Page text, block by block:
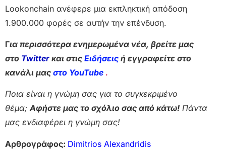
Lookonchain ανέφερε μια εκπληκτική απόδοση
1.900.000 φορές σε αυτήν την επένδυση.
Για περισσότερα ενημερωμένα νέα, βρείτε μας
στο Twitter και στις Ειδήσεις ή εγγραφείτε στο
κανάλι μας στο YouTube .
Ποια είναι η γνώμη σας για το συγκεκριμένο
θέμα;Αφήστε μας το σχόλιο σας από κάτω! Πάντα
μας ενδιαφέρει η γνώμη σας!
Αρθρογράφος: Dimitrios Alexandridis